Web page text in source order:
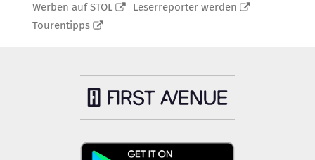
Werben auf STOL
Leserreporter werden
Tourentipps